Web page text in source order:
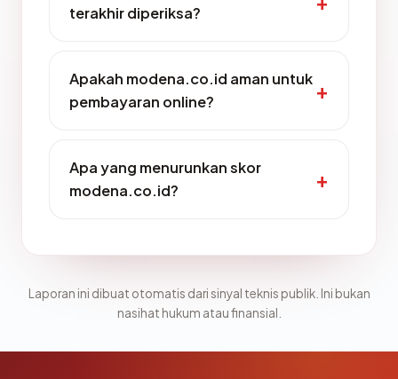
terakhir diperiksa?
Apakah modena.co.id aman untuk
pembayaran online?
Apa yang menurunkan skor
modena.co.id?
Laporan ini dibuat otomatis dari sinyal teknis publik. Ini bukan
nasihat hukum atau finansial.